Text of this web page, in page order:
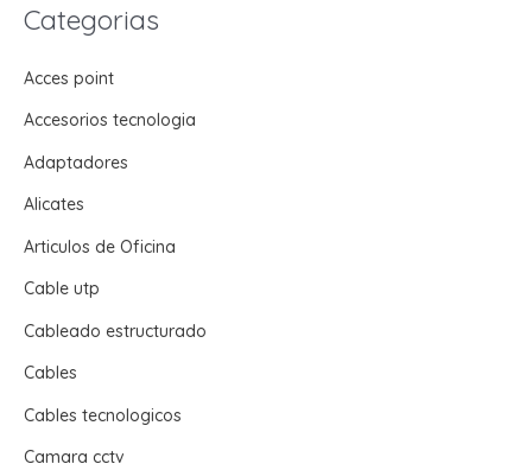
Categorias
Acces point
Accesorios tecnologia
Adaptadores
Alicates
Articulos de Oficina
Cable utp
Cableado estructurado
Cables
Cables tecnologicos
Camara cctv